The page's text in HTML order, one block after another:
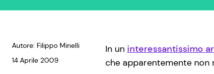
Autore: Filippo Minelli
14 Aprile 2009
In un interessantissimo
che apparentemente non